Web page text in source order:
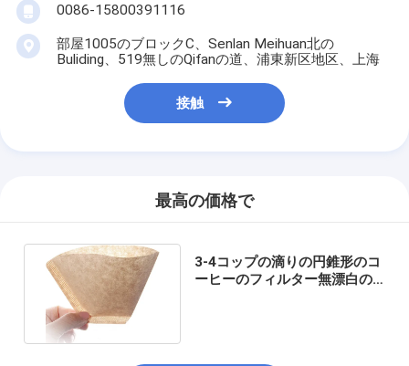
0086-15800391116
部屋1005のブロックC、Senlan Meihuan北の
Buliding、519無しのQifanの道、浦東新区地区、上海
接触
最高の価格で
3-4コップの滴りの円錐形のコ
ーヒーのフィルター無漂白の